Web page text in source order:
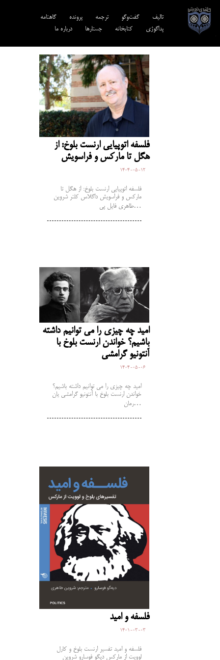
تالیف‎‌ گفت‌وگو ترجمه‌ پرونده
گاهنامه
پداگوژی
کتابخانه جستارها درباره ما
فلسفه اتوپیایی ارنست بلوخ: از
هگل تا مارکس و فراسویش
1404-05-12
فلسفه اتوپیایی ارنست بلوخ: از هگل تا
مارکس و فراسویش داگلاس کلنر شروین
طاهری فایل پی…
امید چه چیزی را می توانیم داشته
باشیم؟ خواندن ارنست بلوخ با
آنتونیو گرامشی
1404-05-06
امید چه چیزی را می توانیم داشته باشیم؟
خواندن ارنست بلوخ با آنتونیو گرامشی یان
رمان…
فلسفه و امید
1401-03-03
فلسفه و امید تفسیر ارنست بلوخ و کارل
لوویت از مارکس دیگو فوسارو شروین